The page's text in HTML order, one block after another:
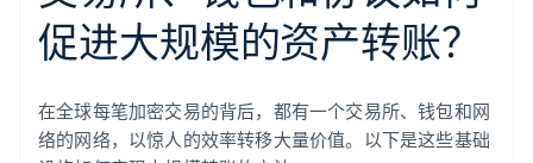
促进大规模的资产转账？
在全球每笔加密交易的背后，都有一个交易所、钱包和网
络的网络，以惊人的效率转移大量价值。以下是这些基础